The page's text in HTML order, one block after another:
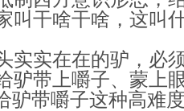
叫干啥干啥，这叫
实实在在的驴，必
驴带上嚼子、蒙上
驴带嚼子这种高难